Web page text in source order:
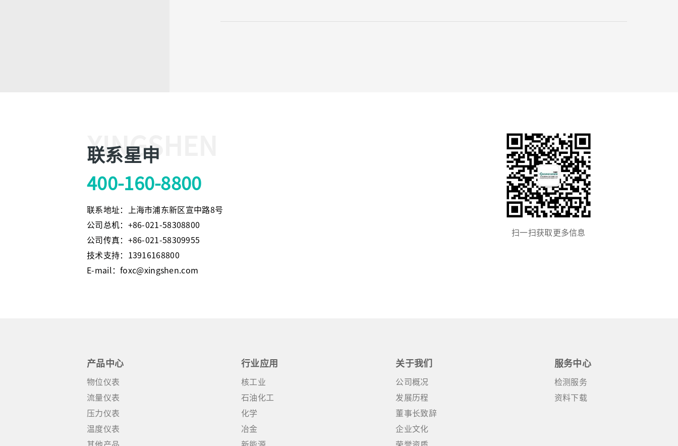
XINGSHEN
联系星申
400-160-8800
联系地址：上海市浦东新区宣中路8号
公司总机：+86-021-58308800
公司传真：+86-021-58309955
技术支持：13916168800
E-mail：foxc@xingshen.com
扫一扫获取更多信息
产品中心
物位仪表
流量仪表
压力仪表
温度仪表
行业应用
核工业
石油化工
化学
冶金
关于我们
公司概况
发展历程
董事长致辞
企业文化
服务中心
检测服务
资料下载